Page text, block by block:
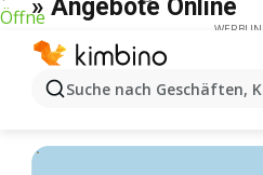
Öffne
Suche nach Geschäften,
» Angebote Online